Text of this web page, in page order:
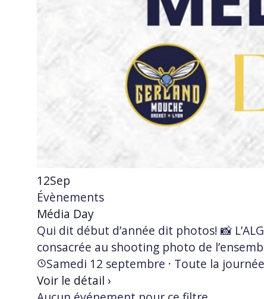
12Sep
Évènements
Média Day
Qui dit début d’année dit photos! 📸
consacrée au shooting photo de
Samedi 12 septembre · Toute la journée
Voir le détail ›